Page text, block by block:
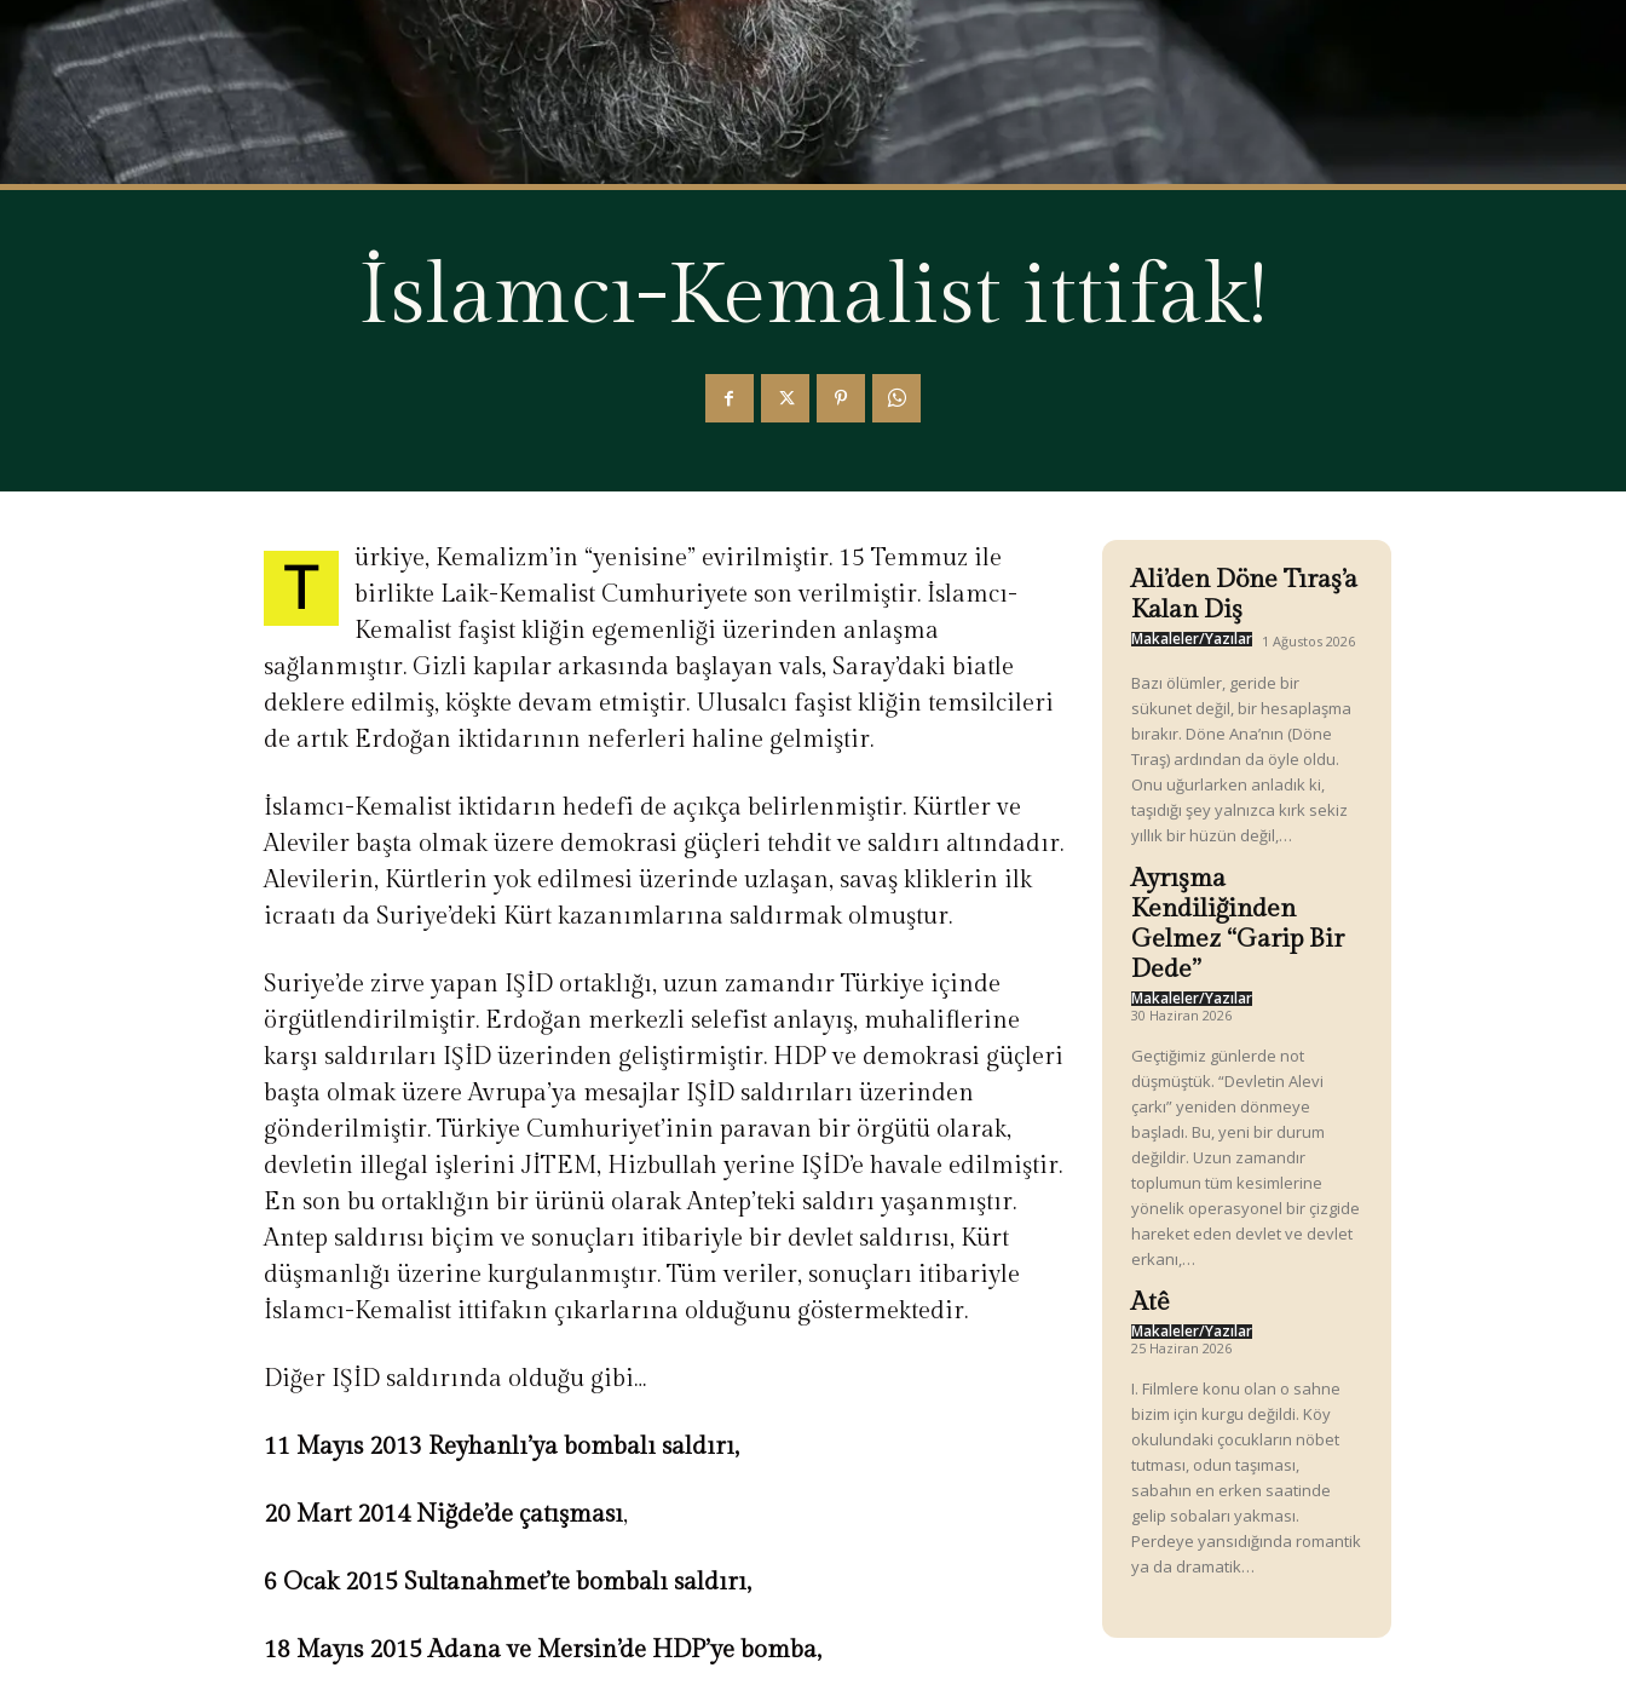
İslamcı-Kemalist ittifak!
T
ürkiye, Kemalizm’in “yenisine” evirilmiştir. 15 Temmuz ile
birlikte Laik-Kemalist Cumhuriyete son verilmiştir. İslamcı-
Kemalist faşist kliğin egemenliği üzerinden anlaşma
sağlanmıştır. Gizli kapılar arkasında başlayan vals, Saray’daki biatle
deklere edilmiş, köşkte devam etmiştir. Ulusalcı faşist kliğin temsilcileri
de artık Erdoğan iktidarının neferleri haline gelmiştir.
İslamcı-Kemalist iktidarın hedefi de açıkça belirlenmiştir. Kürtler ve
Aleviler başta olmak üzere demokrasi güçleri tehdit ve saldırı altındadır.
Alevilerin, Kürtlerin yok edilmesi üzerinde uzlaşan, savaş kliklerin ilk
icraatı da Suriye’deki Kürt kazanımlarına saldırmak olmuştur.
Suriye’de zirve yapan IŞİD ortaklığı, uzun zamandır Türkiye içinde
örgütlendirilmiştir. Erdoğan merkezli selefist anlayış, muhaliflerine
karşı saldırıları IŞİD üzerinden geliştirmiştir. HDP ve demokrasi güçleri
başta olmak üzere Avrupa’ya mesajlar IŞİD saldırıları üzerinden
gönderilmiştir. Türkiye Cumhuriyet’inin paravan bir örgütü olarak,
devletin illegal işlerini JİTEM, Hizbullah yerine IŞİD’e havale edilmiştir.
En son bu ortaklığın bir ürünü olarak Antep’teki saldırı yaşanmıştır.
Antep saldırısı biçim ve sonuçları itibariyle bir devlet saldırısı, Kürt
düşmanlığı üzerine kurgulanmıştır. Tüm veriler, sonuçları itibariyle
İslamcı-Kemalist ittifakın çıkarlarına olduğunu göstermektedir.
Diğer IŞİD saldırında olduğu gibi…
11 Mayıs 2013 Reyhanlı’ya bombalı saldırı,
20 Mart 2014 Niğde’de çatışması,
6 Ocak 2015 Sultanahmet’te bombalı saldırı,
18 Mayıs 2015 Adana ve Mersin’de HDP’ye bomba,
Ali’den Döne Tıraş’a
Kalan Diş
Makaleler/Yazılar 1 Ağustos 2026
Bazı ölümler, geride bir
sükunet değil, bir hesaplaşma
bırakır. Döne Ana’nın (Döne
Tıraş) ardından da öyle oldu.
Onu uğurlarken anladık ki,
taşıdığı şey yalnızca kırk sekiz
yıllık bir hüzün değil,…
Ayrışma
Kendiliğinden
Gelmez “Garip Bir
Dede”
Makaleler/Yazılar
30 Haziran 2026
Geçtiğimiz günlerde not
düşmüştük. “Devletin Alevi
çarkı” yeniden dönmeye
başladı. Bu, yeni bir durum
değildir. Uzun zamandır
toplumun tüm kesimlerine
yönelik operasyonel bir çizgide
hareket eden devlet ve devlet
erkanı,…
Atê
Makaleler/Yazılar
25 Haziran 2026
I. Filmlere konu olan o sahne
bizim için kurgu değildi. Köy
okulundaki çocukların nöbet
tutması, odun taşıması,
sabahın en erken saatinde
gelip sobaları yakması.
Perdeye yansıdığında romantik
ya da dramatik…